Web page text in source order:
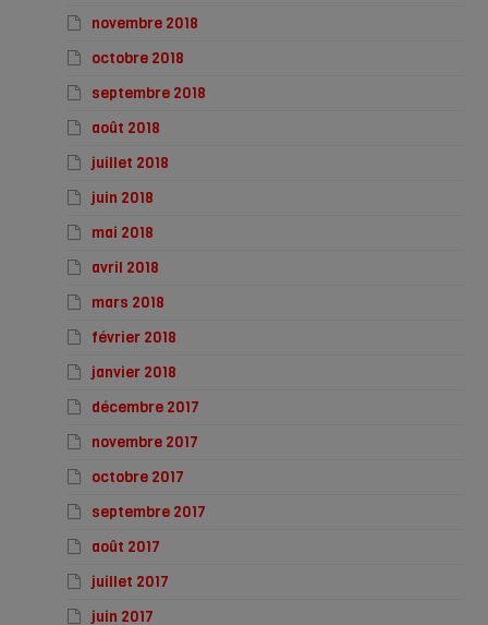
novembre 2018
octobre 2018
septembre 2018
août 2018
juillet 2018
juin 2018
mai 2018
avril 2018
mars 2018
février 2018
janvier 2018
décembre 2017
novembre 2017
octobre 2017
septembre 2017
août 2017
juillet 2017
juin 2017